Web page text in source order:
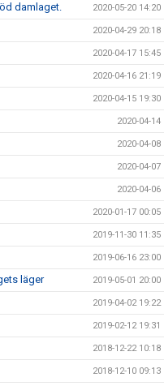
damlaget. 2020-05-20 14:20
2020-04-29 20:18
2020-04-17 15:45
2020-04-16 21:19
2020-04-15 19:30
2020-04-14
2020-04-08
2020-04-07
2020-04-06
2020-01-17 00:05
2019-11-30 11:35
2019-06-16 23:00
läger 2019-05-01 20:00
2019-04-02 19:22
2019-02-12 19:31
2018-12-22 10:18
2018-12-10 09:13